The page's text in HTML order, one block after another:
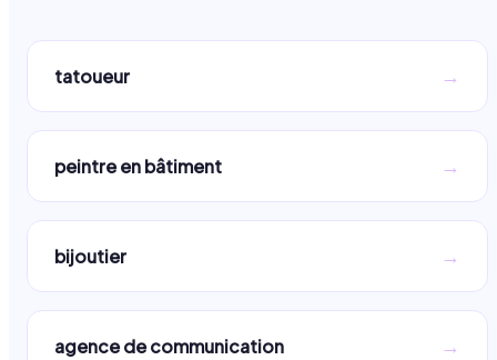
tatoueur →
peintre en bâtiment →
bijoutier →
agence de communication →